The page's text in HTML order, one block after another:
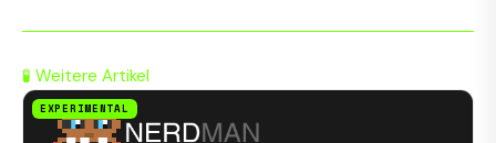
🧪 Weitere Artikel
EXPERIMENTAL